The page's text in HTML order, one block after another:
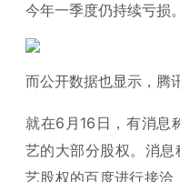
今年一季度仍持续亏损。
而公开数据也显示，腾
就在6月16日，有消息
艺的大部分股权。消
艺股权的百度进行接洽